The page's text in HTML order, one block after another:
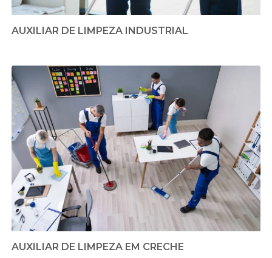
AUXILIAR DE LIMPEZA INDUSTRIAL
AUXILIAR DE LIMPEZA EM CRECHE